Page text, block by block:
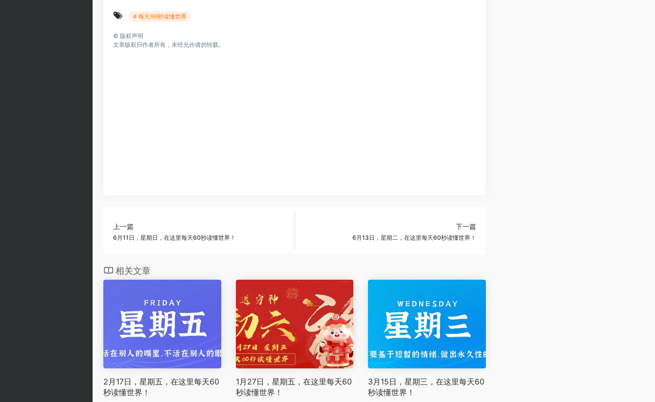
# 每天60秒读懂世界
© 版权声明
文章版权归作者所有，未经允许请勿转载。
上一篇
6月11日，星期日，在这里每天60秒读懂世界！
下一篇
6月13日，星期二，在这里每天60秒读懂世界！
相关文章
2月17日，星期五，在这里每天60
秒读懂世界！
1月27日，星期五，在这里每天60
秒读懂世界！
3月15日，星期三，在这里每天60
秒读懂世界！